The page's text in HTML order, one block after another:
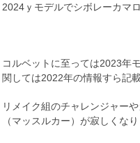
2024ｙモデルでシボレーカマ
コルベットに至っては2023年
関しては2022年の情報すら記
リメイク組のチャレンジャー
（マッスルカー）が寂しくな